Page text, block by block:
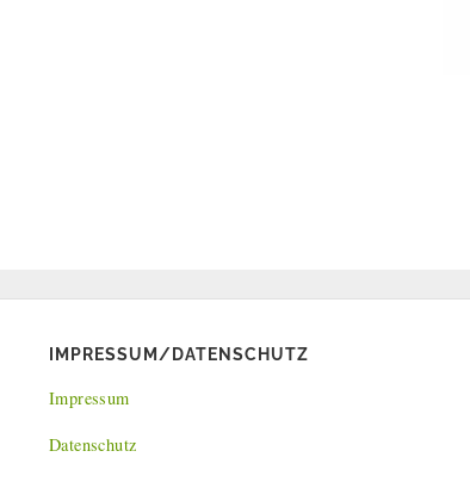
IMPRESSUM/DATENSCHUTZ
Impressum
Datenschutz